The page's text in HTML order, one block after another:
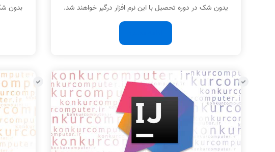
یدون شک در دوره تحصیل با این نرم افزار درگیر خواهند شد.
بدون